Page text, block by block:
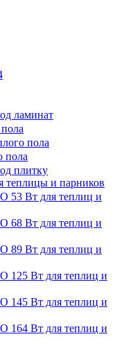
ламинат
пола
пола
плитку
теплицы и парников
53 Вт для теплиц и
68 Вт для теплиц и
89 Вт для теплиц и
125 Вт для теплиц и
145 Вт для теплиц и
164 Вт для теплиц и